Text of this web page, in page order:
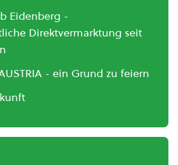
Eidenberg -
Direktvermarktung seit
- ein Grund zu feiern